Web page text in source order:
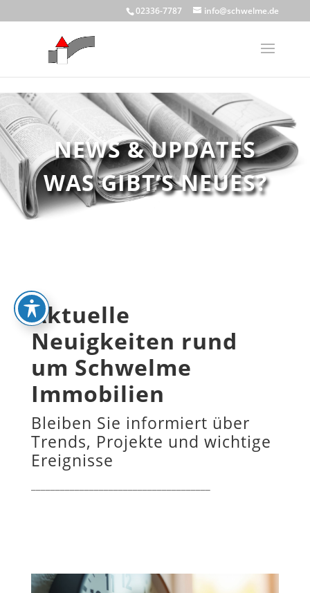
02336-7787 info@schwelme.de
NEWS & UPDATES
WAS GIBT’S NEUES?
Aktuelle
Neuigkeiten rund
um Schwelme
Immobilien
Bleiben Sie informiert über
Trends, Projekte und wichtige
Ereignisse